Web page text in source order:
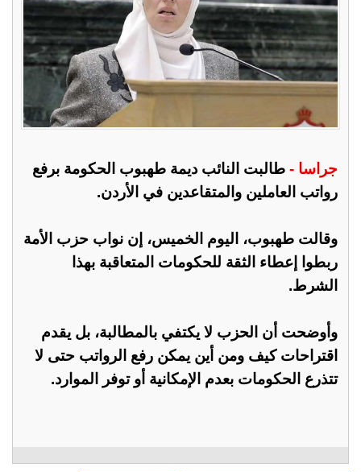
جراسا - طالبت النائب ديمة طهبوب الحكومة برفع
رواتب العاملين والمتقاعدين في الأردن.
وقالت طهبوب، اليوم الخميس، إن نواب حزب الأمة
ربطوا إعطاء الثقة للحكومات المتعاقبة بهذا
الشرط.
وأوضحت أن الحزب لا يكتفي بالمطالبة، بل يقدم
اقتراحات كيف ومن أين يمكن رفع الرواتب حتى لا
تتذرع الحكومات بعدم الإمكانية أو توفر الموارد.